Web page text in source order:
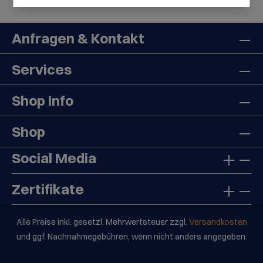
Anfragen & Kontakt
Services
Shop Info
Shop
Social Media
Zertifikate
Alle Preise inkl. gesetzl. Mehrwertsteuer zzgl. Versandkosten
und ggf. Nachnahmegebühren, wenn nicht anders angegeben.